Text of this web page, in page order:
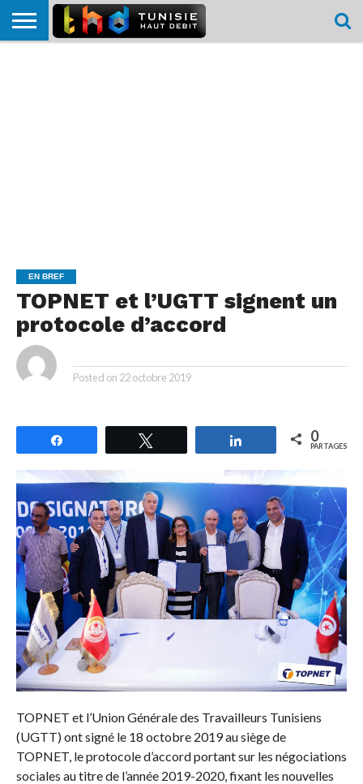
EN BREF
TOPNET et l’UGTT signent un
protocole d’accord
Posted on 22 octobre 2019
Partagez 0
PARTAGES
TOPNET et l’Union Générale des Travailleurs Tunisiens
(UGTT) ont signé le 18 octobre 2019 au siège de
TOPNET, le protocole d’accord portant sur les négociations
sociales au titre de l’année 2019-2020, fixant les nouvelles